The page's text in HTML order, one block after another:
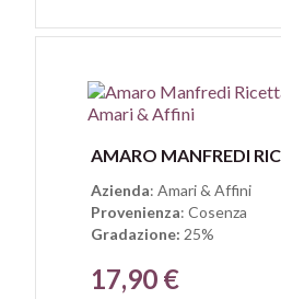
Anteprima
Azienda: Amari & Affini
Provenienza: Cosenza
Gradazione: 25%
17,90 €